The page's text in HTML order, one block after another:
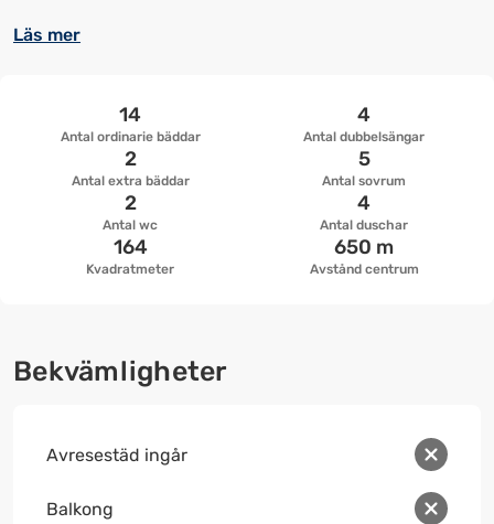
Läs mer
Antal ordinarie bäddar
14
Antal dubbelsängar
4
Antal extra bäddar
2
Antal sovrum
5
Antal wc
2
Antal duschar
4
Kvadratmeter
164
Avstånd centrum
650 m
Bekvämligheter
Avresestäd ingår
Balkong